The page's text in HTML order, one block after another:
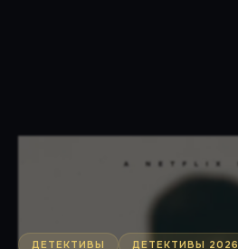
ДЕТЕКТИВЫ
ДЕТЕКТИВЫ 2026